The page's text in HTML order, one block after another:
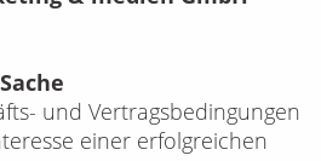
und Vertragsbedingungen
einer erfolgreichen